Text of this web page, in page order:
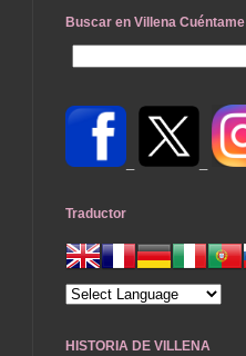
Buscar en Villena Cuéntame
Traductor
HISTORIA DE VILLENA